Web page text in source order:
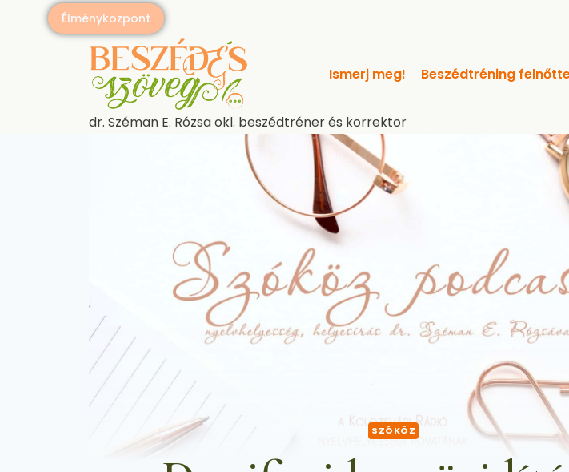
Élményközpont
Ismerj meg! Beszédtréning
dr. Széman E. Rózsa okl. beszédtréner és korrektor
SZÓKÖZ